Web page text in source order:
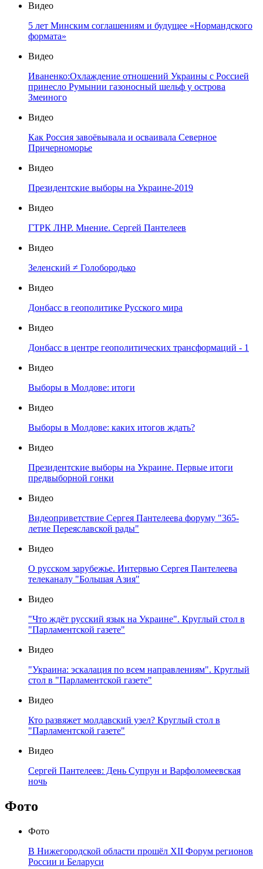
Видео
5 лет Минским соглашениям и будущее «Нормандского
формата»
Видео
Иваненко:Охлаждение отношений Украины с Россией
принесло Румынии газоносный шельф у острова
Змеиного
Видео
Как Россия завоёвывала и осваивала Северное
Причерноморье
Видео
Президентские выборы на Украине-2019
Видео
ГТРК ЛНР. Мнение. Сергей Пантелеев
Видео
Зеленский ≠ Голобородько
Видео
Донбасс в геополитике Русского мира
Видео
Донбасс в центре геополитических трансформаций - 1
Видео
Выборы в Молдове: итоги
Видео
Выборы в Молдове: каких итогов ждать?
Видео
Президентские выборы на Украине. Первые итоги
предвыборной гонки
Видео
Видеоприветствие Сергея Пантелеева форуму "365-
летие Переяславской рады"
Видео
О русском зарубежье. Интервью Сергея Пантелеева
телеканалу "Большая Азия"
Видео
"Что ждёт русский язык на Украине". Круглый стол в
"Парламентской газете"
Видео
"Украина: эскалация по всем направлениям". Круглый
стол в "Парламентской газете"
Видео
Кто развяжет молдавский узел? Круглый стол в
"Парламентской газете"
Видео
Сергей Пантелеев: День Супрун и Варфоломеевская
ночь
Фото
Фото
В Нижегородской области прошёл XII Форум регионов
России и Беларуси